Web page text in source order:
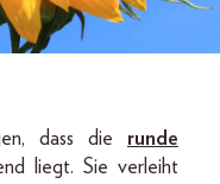
dass die runde
liegt. Sie verleiht